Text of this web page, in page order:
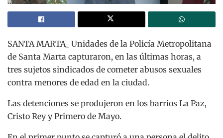
SANTA MARTA_ Unidades de la Policía Metropolitana
de Santa Marta capturaron, en las últimas horas, a
tres sujetos sindicados de cometer abusos sexuales
contra menores de edad en la ciudad.
Las detenciones se produjeron en los barrios La Paz,
Cristo Rey y Primero de Mayo.